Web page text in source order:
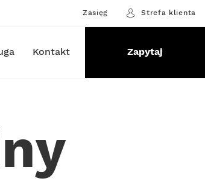
Zasięg Strefa klienta
Kontakt Zapytaj